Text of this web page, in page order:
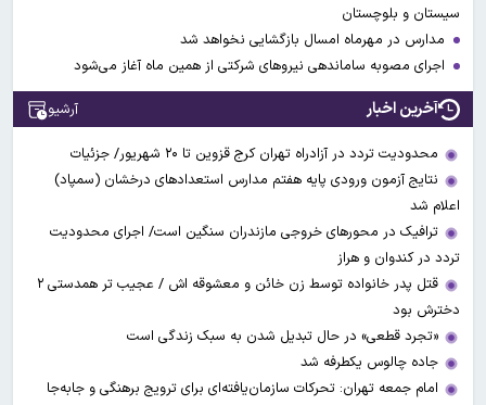
سیستان و بلوچستان
مدارس در مهرماه امسال بازگشایی نخواهد شد
اجرای مصوبه ساماندهی نیرو‌های شرکتی از همین ماه آغاز می‌شود
آخرین اخبار آرشیو
محدودیت تردد در آزادراه تهران کرج قزوین تا ۲۰ شهریور/ جزئیات
نتایج آزمون ورودی پایه هفتم مدارس استعدادهای درخشان (سمپاد)
اعلام شد
ترافیک در محورهای خروجی مازندران سنگین است/ اجرای محدودیت
تردد در کندوان و هراز
قتل پدر خانواده توسط زن خائن و معشوقه اش / عجیب تر همدستی ۲
دخترش بود
«تجرد قطعی» در حال تبدیل شدن به سبک زندگی است
جاده چالوس یکطرفه شد
امام جمعه تهران: تحرکات سازمان‌یافته‌ای برای ترویج برهنگی و جابه‌جا